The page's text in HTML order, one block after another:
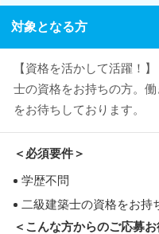
対象となる方
【資格を活かして活躍！
士の資格をお持ちの方。
をお待ちしております。
＜必須要件＞
学歴不問
二級建築士の資格をお持
＜こんな方からのご応募